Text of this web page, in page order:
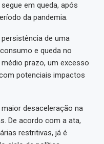
em queda, após
da pandemia.
de uma
e queda no
prazo, um excesso
potenciais impactos
desaceleração na
De acordo com a ata,
restritivas, já é